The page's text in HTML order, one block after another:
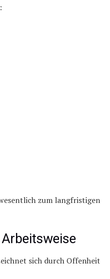
zum langfristigen
sich durch Offenheit